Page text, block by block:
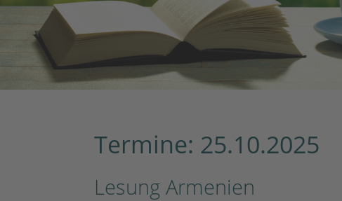
Termine: 25.10.2025
Lesung Armenien